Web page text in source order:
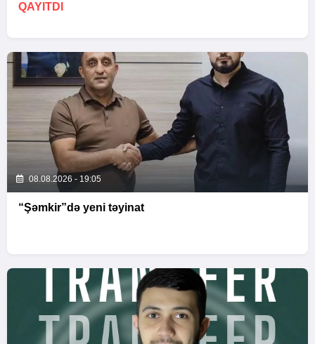
QAYITDI
08.08.2026 - 19:05
“Şəmkir”də yeni təyinat